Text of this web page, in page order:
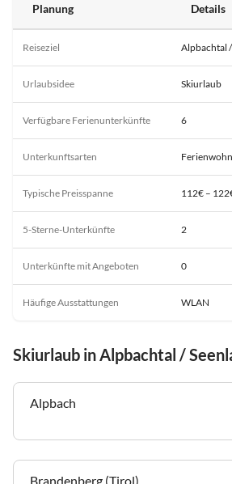
Planung Details
Reiseziel Alpbachtal
Urlaubsidee Skiurlaub
Verfügbare Ferienunterkünfte 6
Unterkunftsarten
Typische Preisspanne 112€ –
5-Sterne-Unterkünfte 2
Unterkünfte mit Angeboten 0
Häufige Ausstattungen WLAN
Skiurlaub in Alpbachtal /
Alpbach
Brandenberg (Tirol)